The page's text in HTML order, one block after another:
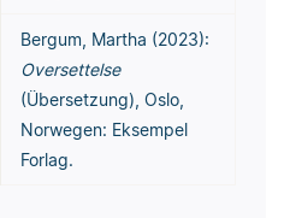
Bergum, Martha (2023):
Oversettelse
(Übersetzung), Oslo,
Norwegen: Eksempel
Forlag.